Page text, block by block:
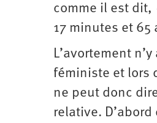
comme il est dit,
17 minutes et
L’avortement
féministe et lors
ne peut donc
relative.